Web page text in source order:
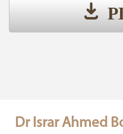
Dr Israr Ahmed